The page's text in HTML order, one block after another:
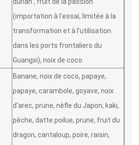
(importation à l'essai, limitée à la
transformation et à l'utilisation
dans les ports frontaliers du
Guangxi), noix de coco
Banane, noix de coco, papaye,
papaye, carambole, goyave, noix
d'arec, prune, nèfle du Japon, kaki,
pêche, datte poilue, prune, fruit du
dragon, cantaloup, poire, raisin,